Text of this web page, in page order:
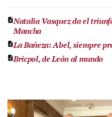
Natalia Vasquez da el
Mancha
La Bañeza: Abel, siempre
Bricpol, de León al mundo